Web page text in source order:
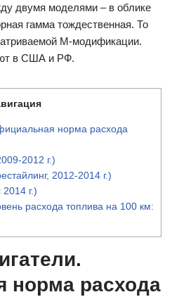
двумя моделями – в облике
гамма тождественная. То
М-модификации.
в США и РФ.
норма расхода
2012 г.)
2012-2014 г.)
г.)
расхода топлива на 100 км:
норма расхода